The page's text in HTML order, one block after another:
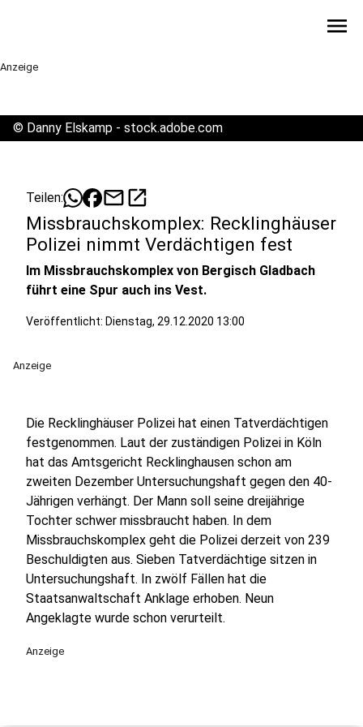
menu
Anzeige
© Danny Elskamp - stock.adobe.com
Teilen: mailopen_in_new
Missbrauchskomplex: Recklinghäuser
Polizei nimmt Verdächtigen fest
Im Missbrauchskomplex von Bergisch Gladbach
führt eine Spur auch ins Vest.
Veröffentlicht: Dienstag, 29.12.2020 13:00
Anzeige
Die Recklinghäuser Polizei hat einen Tatverdächtigen
festgenommen. Laut der zuständigen Polizei in Köln
hat das Amtsgericht Recklinghausen schon am
zweiten Dezember Untersuchungshaft gegen den 40-
Jährigen verhängt. Der Mann soll seine dreijährige
Tochter schwer missbraucht haben. In dem
Missbrauchskomplex geht die Polizei derzeit von 239
Beschuldigten aus. Sieben Tatverdächtige sitzen in
Untersuchungshaft. In zwölf Fällen hat die
Staatsanwaltschaft Anklage erhoben. Neun
Angeklagte wurde schon verurteilt.
Anzeige